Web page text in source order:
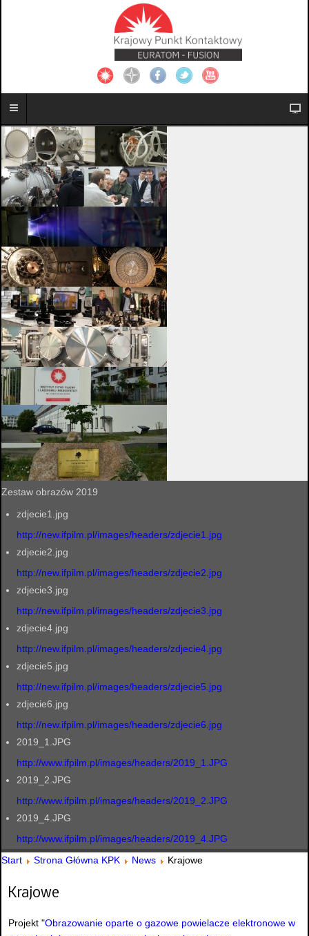
Zestaw obrazów 2019
zdjecie1.jpg
http://new.ifpilm.pl/images/headers/zdjecie1.jpg
zdjecie2.jpg
http://new.ifpilm.pl/images/headers/zdjecie2.jpg
zdjecie3.jpg
http://new.ifpilm.pl/images/headers/zdjecie3.jpg
zdjecie4.jpg
http://new.ifpilm.pl/images/headers/zdjecie4.jpg
zdjecie5.jpg
http://new.ifpilm.pl/images/headers/zdjecie5.jpg
zdjecie6.jpg
http://new.ifpilm.pl/images/headers/zdjecie6.jpg
2019_1.JPG
http://www.ifpilm.pl/images/headers/2019_1.JPG
2019_2.JPG
http://www.ifpilm.pl/images/headers/2019_2.JPG
2019_4.JPG
http://www.ifpilm.pl/images/headers/2019_4.JPG
Start
Strona Główna KPK News Krajowe
Krajowe
Projekt "Obrazowanie oparte o gazowe powielacze elektronowe w